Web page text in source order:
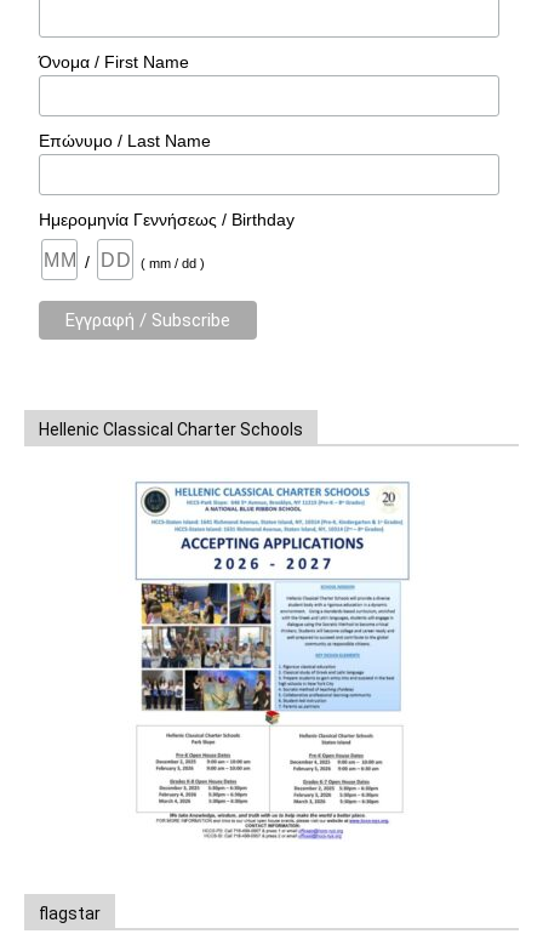
Όνομα / First Name
Επώνυμο / Last Name
Ημερομηνία Γεννήσεως / Birthday
/ ( mm / dd )
Hellenic Classical Charter Schools
flagstar